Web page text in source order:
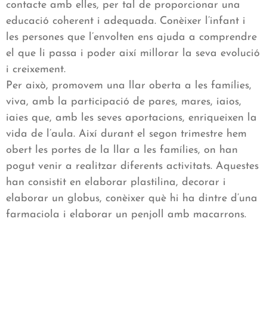
contacte amb elles, per tal de proporcionar una
educació coherent i adequada. Conèixer l’infant i
les persones que l’envolten ens ajuda a comprendre
el que li passa i poder així millorar la seva evolució
i creixement.
Per això, promovem una llar oberta a les famílies,
viva, amb la participació de pares, mares, iaios,
iaies que, amb les seves aportacions, enriqueixen la
vida de l’aula. Així durant el segon trimestre hem
obert les portes de la llar a les famílies, on han
pogut venir a realitzar diferents activitats. Aquestes
han consistit en elaborar plastilina, decorar i
elaborar un globus, conèixer què hi ha dintre d’una
farmaciola i elaborar un penjoll amb macarrons.